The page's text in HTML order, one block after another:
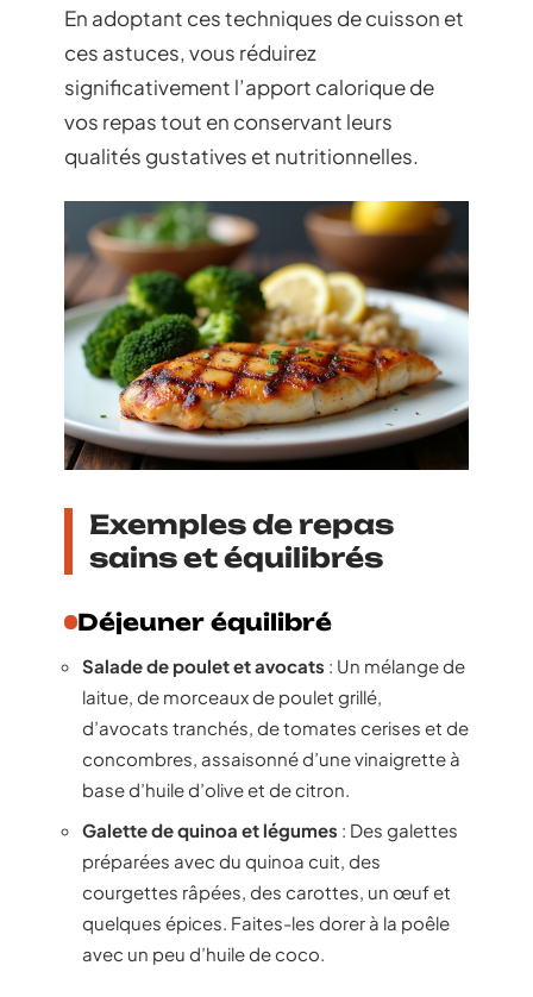
En adoptant ces techniques de cuisson et
ces astuces, vous réduirez
significativement l’apport calorique de
vos repas tout en conservant leurs
qualités gustatives et nutritionnelles.
Exemples de repas
sains et équilibrés
Déjeuner équilibré
Salade de poulet et avocats : Un mélange de
laitue, de morceaux de poulet grillé,
d’avocats tranchés, de tomates cerises et de
concombres, assaisonné d’une vinaigrette à
base d’huile d’olive et de citron.
Galette de quinoa et légumes : Des galettes
préparées avec du quinoa cuit, des
courgettes râpées, des carottes, un œuf et
quelques épices. Faites-les dorer à la poêle
avec un peu d’huile de coco.